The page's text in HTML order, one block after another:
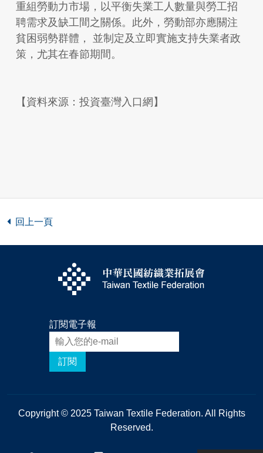
重組勞動力市場，以平衡失業工人數量與勞工招
聘需求及缺工間之關係。此外，勞動部亦應關注
貧困弱勢群體， 並制定及立即實施支持失業者政
策，尤其在春節期間。
【資料來源：投資臺灣入口網】
回上一頁
訂閱電子報
訂閱
Copyright © 2025 Taiwan Textile Federation. All Rights
Reserved.